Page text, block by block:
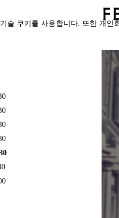
쿠키를 사용합니다. 또한 개